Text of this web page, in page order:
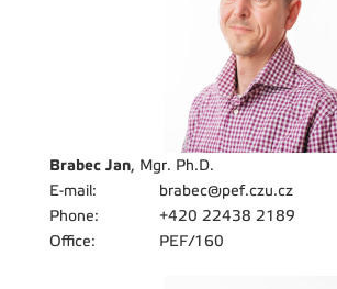
Brabec Jan, Mgr. Ph.D.
E-mail:
brabec@pef.czu.cz
Phone:
+420 22438 2189
Office:
PEF/160